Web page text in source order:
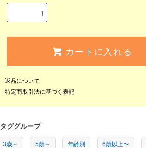
カートに入れる
返品について
特定商取引法に基づく表記
タググループ
3歳～ 5歳～ 年齢別 6歳以上〜